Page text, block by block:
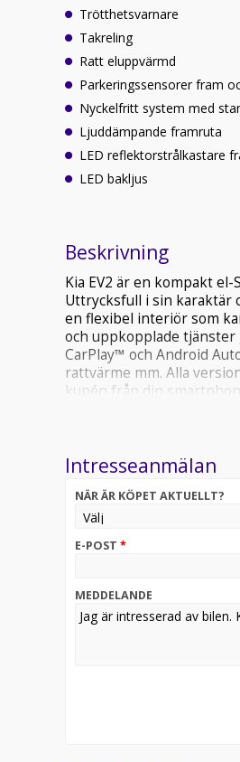
Trötthetsvarnare
Takreling
Ratt eluppvärmd
Parkeringssensorer fram
Nyckelfritt system med
Ljuddämpande framruta
LED reflektorstrålkastare
LED bakljus
Beskrivning
Kia EV2 är en kompakt
Uttrycksfull i sin karaktär
en flexibel interiör som
och uppkopplade tjänster
CarPlay™ och Android
rattvärme mm. Alla
kupén från din
Intresseanmälan
NÄR ÄR KÖPET AKTUELLT?
E-POST *
MEDDELANDE